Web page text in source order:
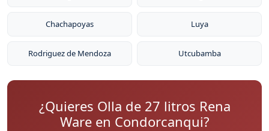
Chachapoyas Luya
Rodriguez de Mendoza Utcubamba
¿Quieres Olla de 27 litros Rena
Ware en Condorcanqui?